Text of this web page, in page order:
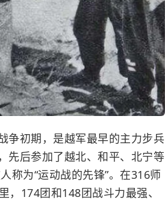
争初期，是越军最早的主力步兵
先后参加了越北、和平、北宁等
称为“运动战的先锋”。在316师
174团和148团战斗力最强、